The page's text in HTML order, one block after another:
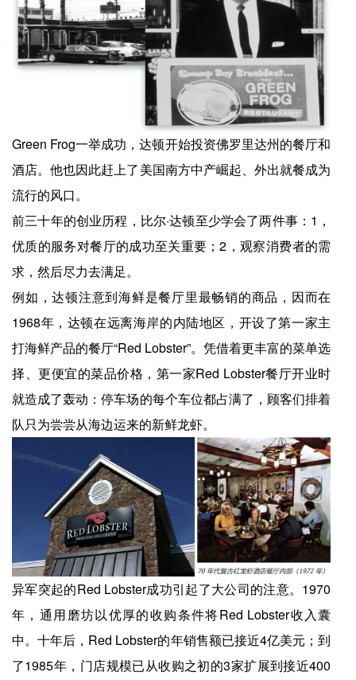
Green Frog一举成功，达顿开始投资佛罗里达州的餐厅和
酒店。他也因此赶上了美国南方中产崛起、外出就餐成为
流行的风口。
前三十年的创业历程，比尔·达顿至少学会了两件事：1，
优质的服务对餐厅的成功至关重要；2，观察消费者的需
求，然后尽力去满足。
例如，达顿注意到海鲜是餐厅里最畅销的商品，因而在
1968年，达顿在远离海岸的内陆地区，开设了第一家主
打海鲜产品的餐厅“Red Lobster”。凭借着更丰富的菜单选
择、更便宜的菜品价格，第一家Red Lobster餐厅开业时
就造成了轰动：停车场的每个车位都占满了，顾客们排着
队只为尝尝从海边运来的新鲜龙虾。
异军突起的Red Lobster成功引起了大公司的注意。1970
年，通用磨坊以优厚的收购条件将Red Lobster收入囊
中。十年后，Red Lobster的年销售额已接近4亿美元；到
了1985年，门店规模已从收购之初的3家扩展到接近400